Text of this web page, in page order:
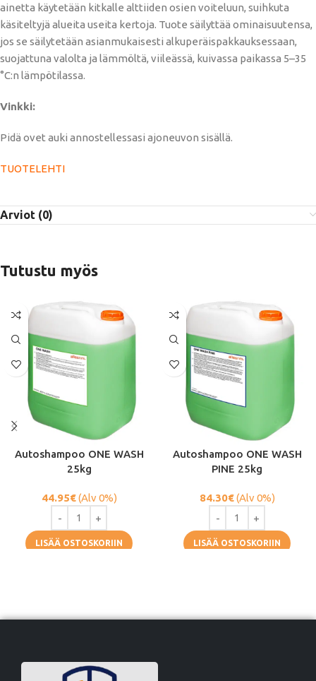
ainetta käytetään kitkalle alttiiden osien voiteluun, suihkuta
käsiteltyjä alueita useita kertoja. Tuote säilyttää ominaisuutensa,
jos se säilytetään asianmukaisesti alkuperäispakkauksessaan,
suojattuna valolta ja lämmöltä, viileässä, kuivassa paikassa 5–35
°C:n lämpötilassa.
Vinkki:
Pidä ovet auki annostellessasi ajoneuvon sisällä.
TUOTELEHTI
Arviot (0)
Tutustu myös
Autoshampoo ONE WASH
25kg
44.95€(Alv 0%)
LISÄÄ OSTOSKORIIN
Autoshampoo ONE WASH
PINE 25kg
84.30€(Alv 0%)
LISÄÄ OSTOSKORIIN